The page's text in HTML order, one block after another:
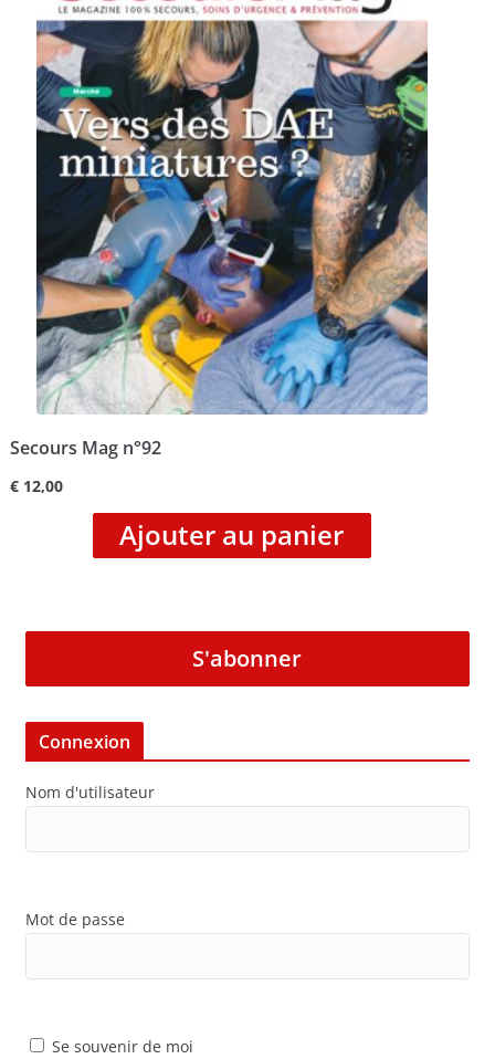
Secours Mag n°92
€12,00
Ajouter au panier
S'abonner
Connexion
Nom d'utilisateur
Mot de passe
Se souvenir de moi